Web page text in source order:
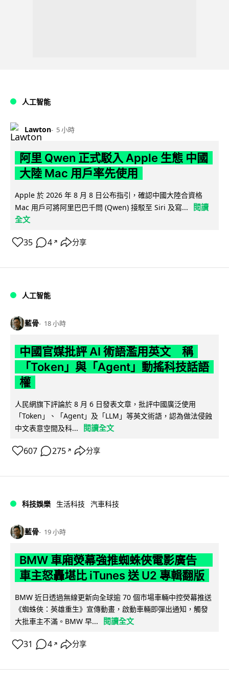
人工智能
Lawton 5 小時
阿里 Qwen 正式駁入 Apple 生態 中國
大陸 Mac 用戶率先使用
Apple 於 2026 年 8 月 8 日公布指引，確認中國大陸合資格
Mac 用戶可將阿里巴巴千問 (Qwen) 接駁至 Siri 及寫...
閱讀
全文
35 4 ↗ 分享
人工智能
藍骨 18 小時
中國官媒批評 AI 術語濫用英文 稱
「Token」與「Agent」動搖科技話語
權
人民網旗下評論於 8 月 6 日發表文章，批評中國廣泛使用
「Token」、「Agent」及「LLM」等英文術語，認為做法侵蝕
中文表意空間及科...
閱讀全文
607 275 ↗ 分享
科技娛樂 生活科技 汽車科技
藍骨 19 小時
BMW 車廂熒幕強推蜘蛛俠電影廣告
車主怒轟堪比 iTunes 送 U2 專輯翻版
BMW 近日透過無線更新向全球逾 70 個市場車輛中控熒幕推送
《蜘蛛俠：英雄重生》宣傳動畫，啟動車輛即彈出通知，觸發
大批車主不滿。BMW 早...
閱讀全文
31 4 ↗ 分享